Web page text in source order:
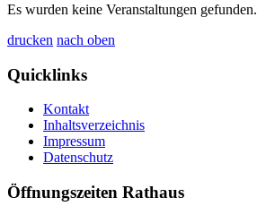
Es wurden keine Veranstaltungen gefunden.
drucken nach oben
Quicklinks
Kontakt
Inhaltsverzeichnis
Impressum
Datenschutz
Öffnungszeiten Rathaus